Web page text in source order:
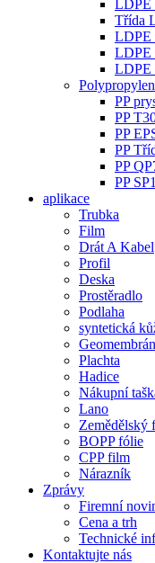
LDPE
Třída
LDPE
LDPE
LDPE
PP
PP
PP
PP
PP
PP
aplikace
Trubka
Film
Drát A Kabel
Profil
Deska
Prostěradlo
Podlaha
syntetická
Plachta
Hadice
Nákupní
Lano
Zemědělský
BOPP fólie
CPP film
Nárazník
Zprávy
Firemní
Cena a trh
Technické
Kontaktujte nás